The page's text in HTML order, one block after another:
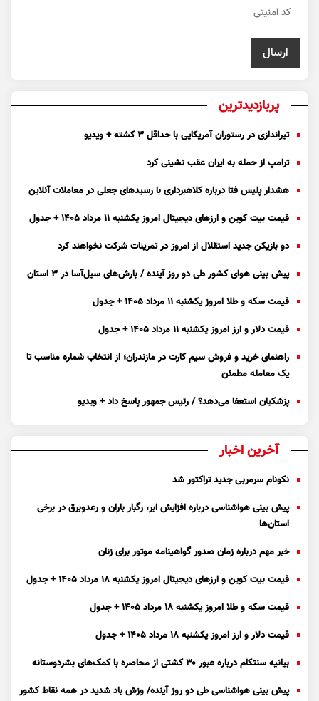
پربازدیدترین
تیراندازی در رستوران آمریکایی با حداقل ۳ کشته + ویدیو
ترامپ از حمله به ایران عقب نشینی کرد
هشدار پلیس فتا درباره کلاهبرداری با رسید‌های جعلی در معاملات آنلاین
قیمت بیت کوین و ارز‌های دیجیتال امروز یکشنبه ۱۱ مرداد ۱۴۰۵ + جدول
دو بازیکن جدید استقلال از امروز در تمرینات شرکت نخواهند کرد
پیش بینی هوای کشور طی دو روز آینده / بارش‌های سیل‌آسا در ۳ استان
قیمت سکه و طلا امروز یکشنبه ۱۱ مرداد ۱۴۰۵ + جدول
قیمت دلار و ارز امروز یکشنبه ۱۱ مرداد ۱۴۰۵ + جدول
راهنمای خرید و فروش سیم کارت در مازندران؛ از انتخاب شماره مناسب تا
یک معامله مطمئن
پزشکیان استعفا می‌دهد؟ / رئیس جمهور پاسخ داد + ویدیو
آخرین اخبار
نکونام سرمربی جدید تراکتور شد
پیش بینی هواشناسی درباره افزایش ابر، رگبار باران و رعدوبرق در برخی
استان‌ها
خبر مهم درباره زمان صدور گواهینامه موتور برای زنان
قیمت بیت کوین و ارز‌های دیجیتال امروز یکشنبه ۱۸ مرداد ۱۴۰۵ + جدول
قیمت سکه و طلا امروز یکشنبه ۱۸ مرداد ۱۴۰۵ + جدول
قیمت دلار و ارز امروز یکشنبه ۱۸ مرداد ۱۴۰۵ + جدول
بیانیه سنتکام درباره عبور ۳۰ کشتی از محاصره با کمک‌های بشردوستانه
پیش بینی هواشناسی طی دو روز آینده/ وزش باد شدید در همه نقاط کشور